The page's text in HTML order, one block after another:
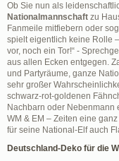
Ob Sie nun als
Nationalmannschaft zu
Fanmeile mitfiebern oder
spielt eigentlich keine Rolle
vor, noch ein Tor!“ -
aus allen Ecken entgegen.
und Partyräume, ganze
sehr großer
schwarz-rot-goldenen
Nachbarn oder Nebenmann
WM & EM – Zeiten eine
für seine National-Elf auch
Deutschland-Deko für die